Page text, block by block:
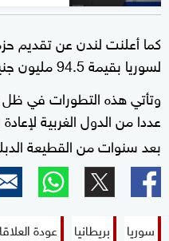
كما أعلنت لندن عن تقديم
لسوريا بقيمة 94.5 مليون جنيه إسترليني.
وتأتي هذه التطورات في ظل
عددا من الدول الغربية
بعد سنوات من القطيعة
سوريا بريطانيا عودة